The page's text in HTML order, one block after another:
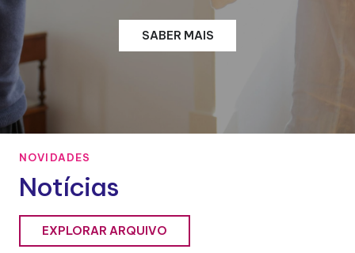
SABER MAIS
NOVIDADES
Notícias
EXPLORAR ARQUIVO